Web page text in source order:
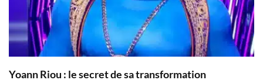
Yoann Riou : le secret de sa transformation